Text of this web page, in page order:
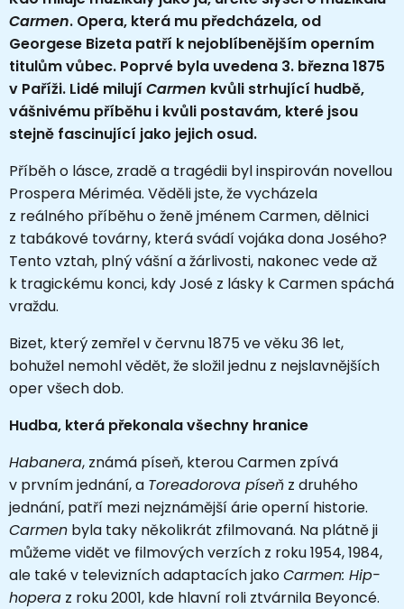
Carmen. Opera, která mu předcházela, od
Georgese Bizeta patří k nejoblíbenějším operním
titulům vůbec. Poprvé byla uvedena 3. března 1875
v Paříži. Lidé milují Carmen kvůli strhující hudbě,
vášnivému příběhu i kvůli postavám, které jsou
stejně fascinující jako jejich osud.
Příběh o lásce, zradě a tragédii byl inspirován novellou
Prospera Mériméa. Věděli jste, že vycházela
z reálného příběhu o ženě jménem Carmen, dělnici
z tabákové továrny, která svádí vojáka dona Josého?
Tento vztah, plný vášní a žárlivosti, nakonec vede až
k tragickému konci, kdy José z lásky k Carmen spáchá
vraždu.
Bizet, který zemřel v červnu 1875 ve věku 36 let,
bohužel nemohl vědět, že složil jednu z nejslavnějších
oper všech dob.
Hudba, která překonala všechny hranice
Habanera, známá píseň, kterou Carmen zpívá
v prvním jednání, a Toreadorova píseň z druhého
jednání, patří mezi nejznámější árie operní historie.
Carmen byla taky několikrát zfilmovaná. Na plátně ji
můžeme vidět ve filmových verzích z roku 1954, 1984,
ale také v televizních adaptacích jakoCarmen: Hip-
hopera z roku 2001, kde hlavní roli ztvárnila Beyoncé.